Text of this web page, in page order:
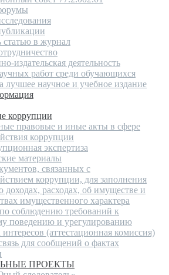
статью в журнал
издательская деятельность
работ среди обучающихся
лучшее научное и учебное издание
коррупции
правовые и иные акты в сфере
коррупции
экспертиза
материалы
связанных с
коррупции, для заполнения
доходах, расходах, об имуществе и
имущественного характера
соблюдению требований к
поведению и урегулированию
(аттестационная комиссия)
для сообщений о фактах
ПРОЕКТЫ